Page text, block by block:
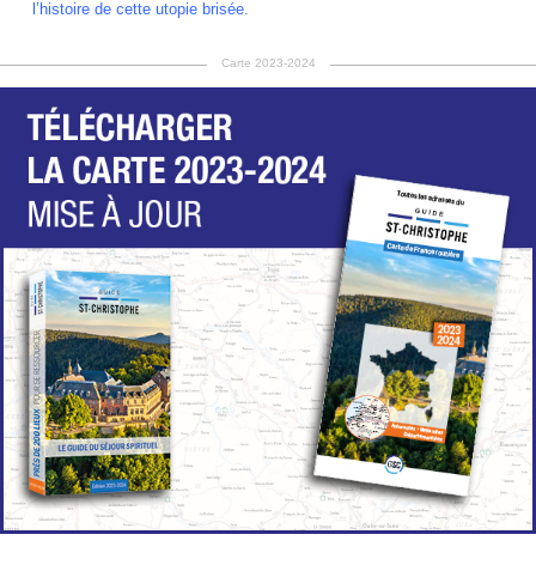
l’histoire de cette utopie brisée.
Carte 2023-2024